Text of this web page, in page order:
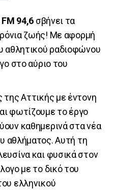
94,6 σβήνει τα
ζωής! Με αφορμή
αθλητικού ραδιοφώνου
στο αύριο του
της Αττικής με έντονη
φωτίζουμε το έργο
καθημερινά στα νέα
αθλήματος. Αυτή τη
και φυσικά στον
με το δικό του
ελληνικού